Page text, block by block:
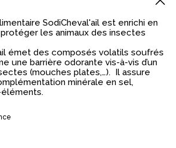
SodiCheval'ail est enrichi en
les animaux des insectes
émet des composés volatils soufrés
une barrière odorante vis-à-vis d’un
(mouches plates,…). Il assure
minérale en sel,